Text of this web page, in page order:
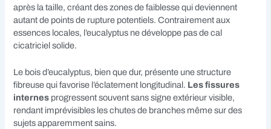
après la taille, créant des zones de faiblesse qui deviennent
autant de points de rupture potentiels. Contrairement aux
essences locales, l’eucalyptus ne développe pas de cal
cicatriciel solide.
Le bois d’eucalyptus, bien que dur, présente une structure
fibreuse qui favorise l’éclatement longitudinal. Les fissures
internes progressent souvent sans signe extérieur visible,
rendant imprévisibles les chutes de branches même sur des
sujets apparemment sains.